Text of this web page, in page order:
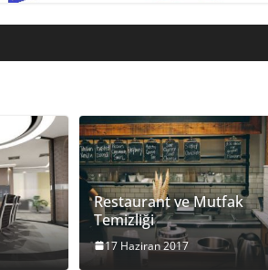
Restaurant ve Mutfak
Temizliği
17 Haziran 2017